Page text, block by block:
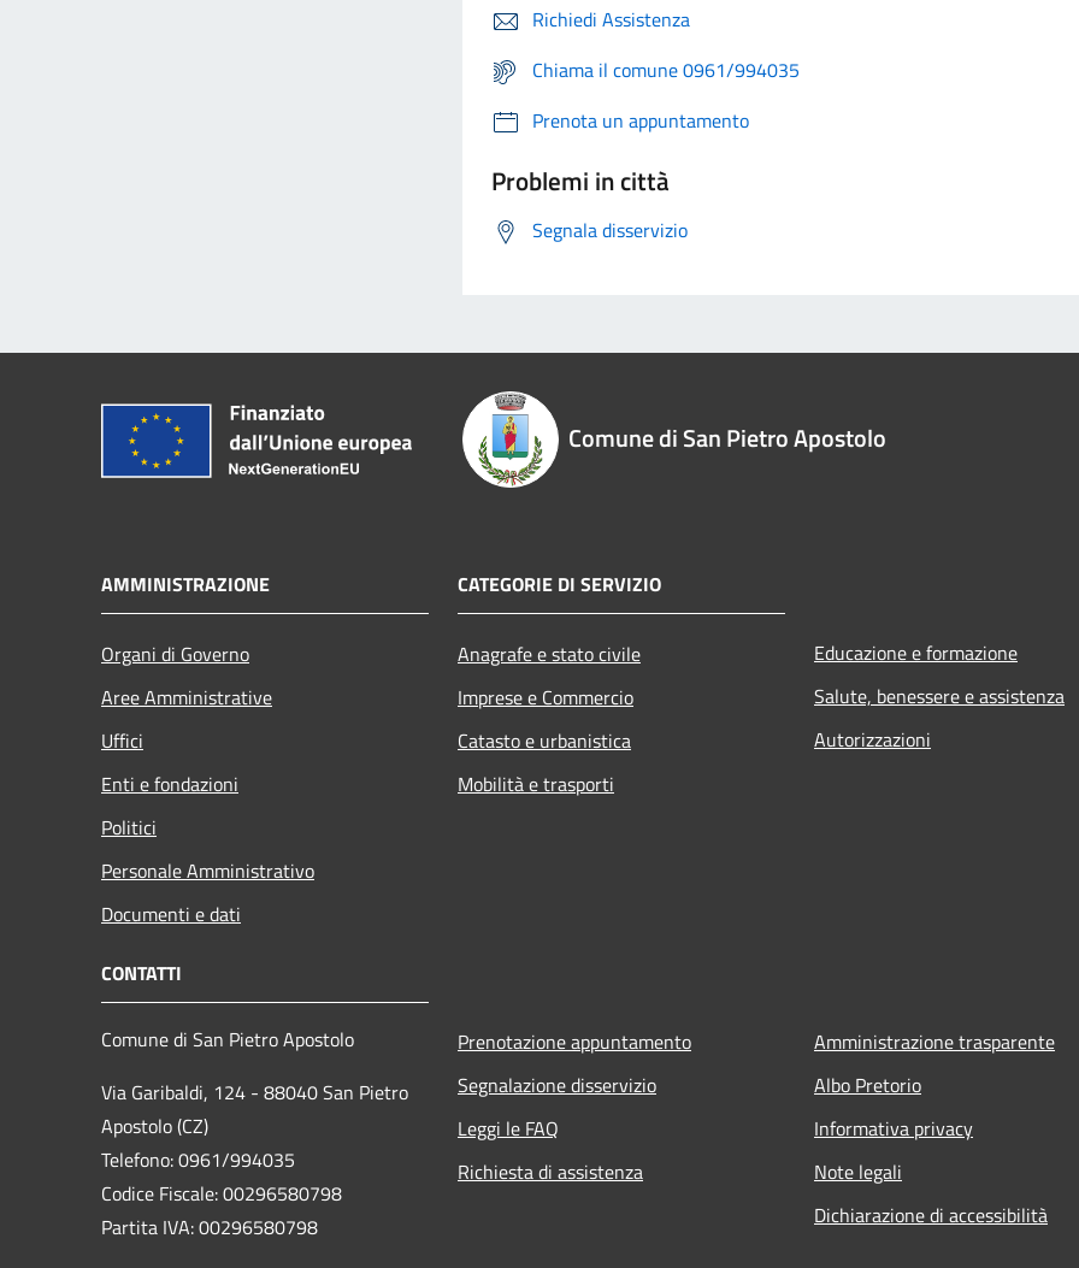
Richiedi Assistenza
Chiama il comune 0961/994035
Prenota un appuntamento
Problemi in città
Segnala disservizio
Comune di San Pietro Apostolo
AMMINISTRAZIONE
Organi di Governo
Aree Amministrative
Uffici
Enti e fondazioni
Politici
Personale Amministrativo
Documenti e dati
CATEGORIE DI SERVIZIO
Anagrafe e stato civile
Imprese e Commercio
Catasto e urbanistica
Mobilità e trasporti
Educazione e formazione
Salute, benessere e assistenza
Autorizzazioni
CONTATTI
Comune di San Pietro Apostolo
Via Garibaldi, 124 - 88040 San Pietro
Apostolo (CZ)
Telefono: 0961/994035
Codice Fiscale: 00296580798
Partita IVA: 00296580798
Prenotazione appuntamento
Segnalazione disservizio
Leggi le FAQ
Richiesta di assistenza
Amministrazione trasparente
Albo Pretorio
Informativa privacy
Note legali
Dichiarazione di accessibilità